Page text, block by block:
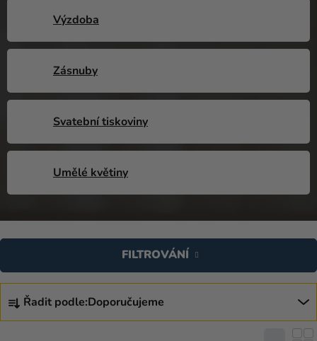
Svátky
Kreativní
potřeby
Personalizované
Výprodej
Novinky
Naše
Tipy
Výzdoba
Zásnuby
Svatební tiskoviny
Umělé květiny
A
Z
Řadit podle:Doporučujeme
FILTROVÁNÍ
Ý
P
I
S
P